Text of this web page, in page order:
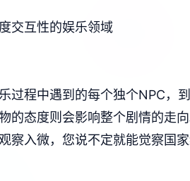
交互性的娱乐领域
过程中遇到的每个独个NPC，
的态度则会影响整个剧情的走
察入微，您说不定就能觉察国